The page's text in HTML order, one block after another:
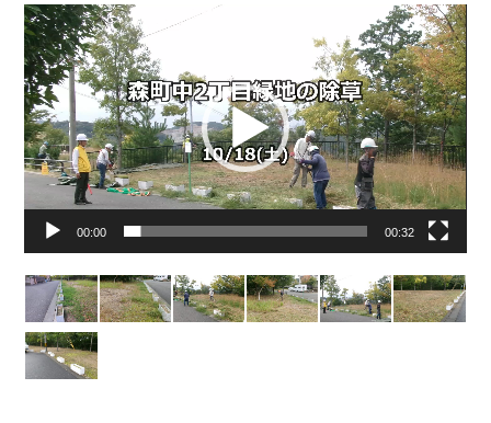
動
画
プ
レ
ー
ヤ
ー
00:00 00:32